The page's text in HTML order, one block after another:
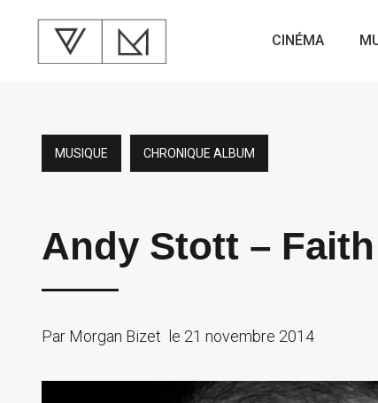
CINÉMA
MUSIQUE CHRONIQUE ALBUM
Andy Stott –
Par Morgan Bizet le 21 novembre 2014